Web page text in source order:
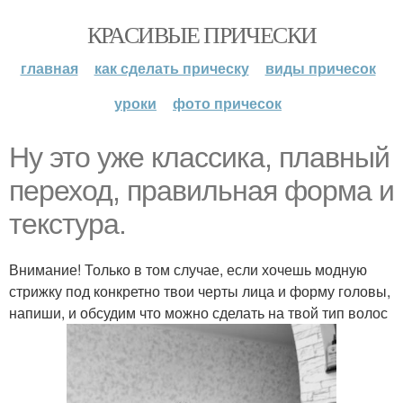
КРАСИВЫЕ ПРИЧЕСКИ
главная как сделать прическу
виды причесок
уроки
фото причесок
Ну это уже классика, плавный
переход, правильная форма и
текстура.
Внимание! Только в том случае, если хочешь модную
стрижку под конкретно твои черты лица и форму головы,
напиши, и обсудим что можно сделать на твой тип волос